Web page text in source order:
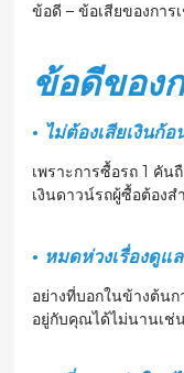
ข้อดี – ข้อเสียของการ
ข้อดีของ
• ไม่ต้องเสียเงินก้อ
เพราะการซื้อรถ 1 คั
เงินดาวน์รถผู้ซื้อต้อง
• หมดห่วงเรื่องดูแ
อย่างที่บอกในข้างต้น
อยู่กับคุณได้ไม่นานเช่